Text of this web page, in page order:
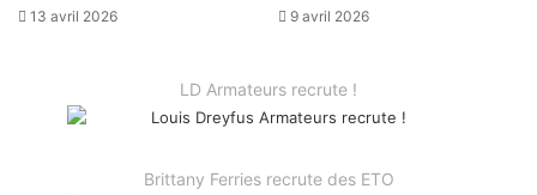
13 avril 2026 9 avril 2026
LD Armateurs recrute !
Brittany Ferries recrute des ETO